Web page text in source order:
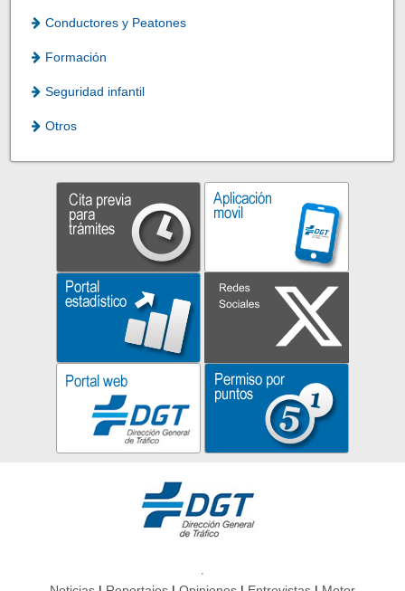
Conductores y Peatones
Formación
Seguridad infantil
Otros